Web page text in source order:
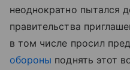
неоднократно пытался
правительства
в том числе просил
обороны поднять этот